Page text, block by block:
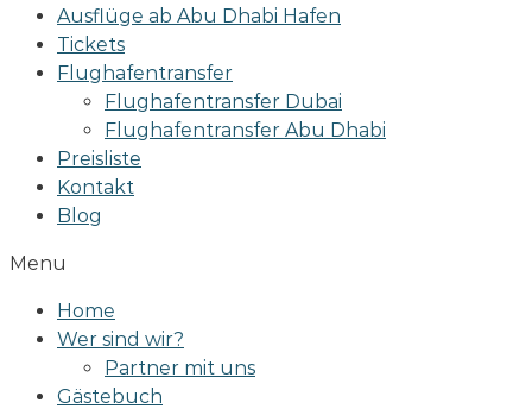
Ausflüge ab Abu Dhabi Hafen
Tickets
Flughafentransfer
Flughafentransfer Dubai
Flughafentransfer Abu Dhabi
Preisliste
Kontakt
Blog
Menu
Home
Wer sind wir?
Partner mit uns
Gästebuch